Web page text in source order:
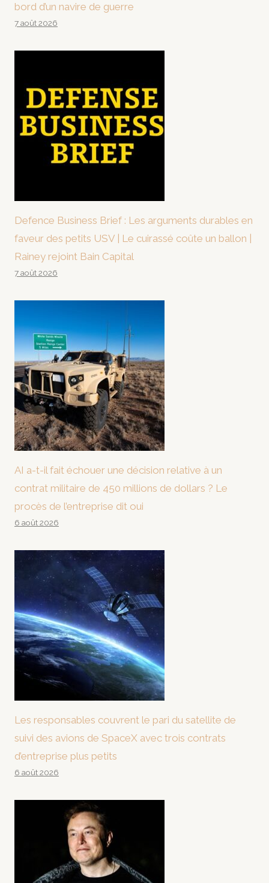
bord d’un navire de guerre
7 août 2026
Defence Business Brief : Les arguments durables en
faveur des petits USV | Le cuirassé coûte un ballon |
Rainey rejoint Bain Capital
7 août 2026
AI a-t-il fait échouer une décision relative à un
contrat militaire de 450 millions de dollars ? Le
procès de l’entreprise dit oui
6 août 2026
Les responsables couvrent le pari du satellite de
suivi des avions de SpaceX avec trois contrats
d’entreprise plus petits
6 août 2026